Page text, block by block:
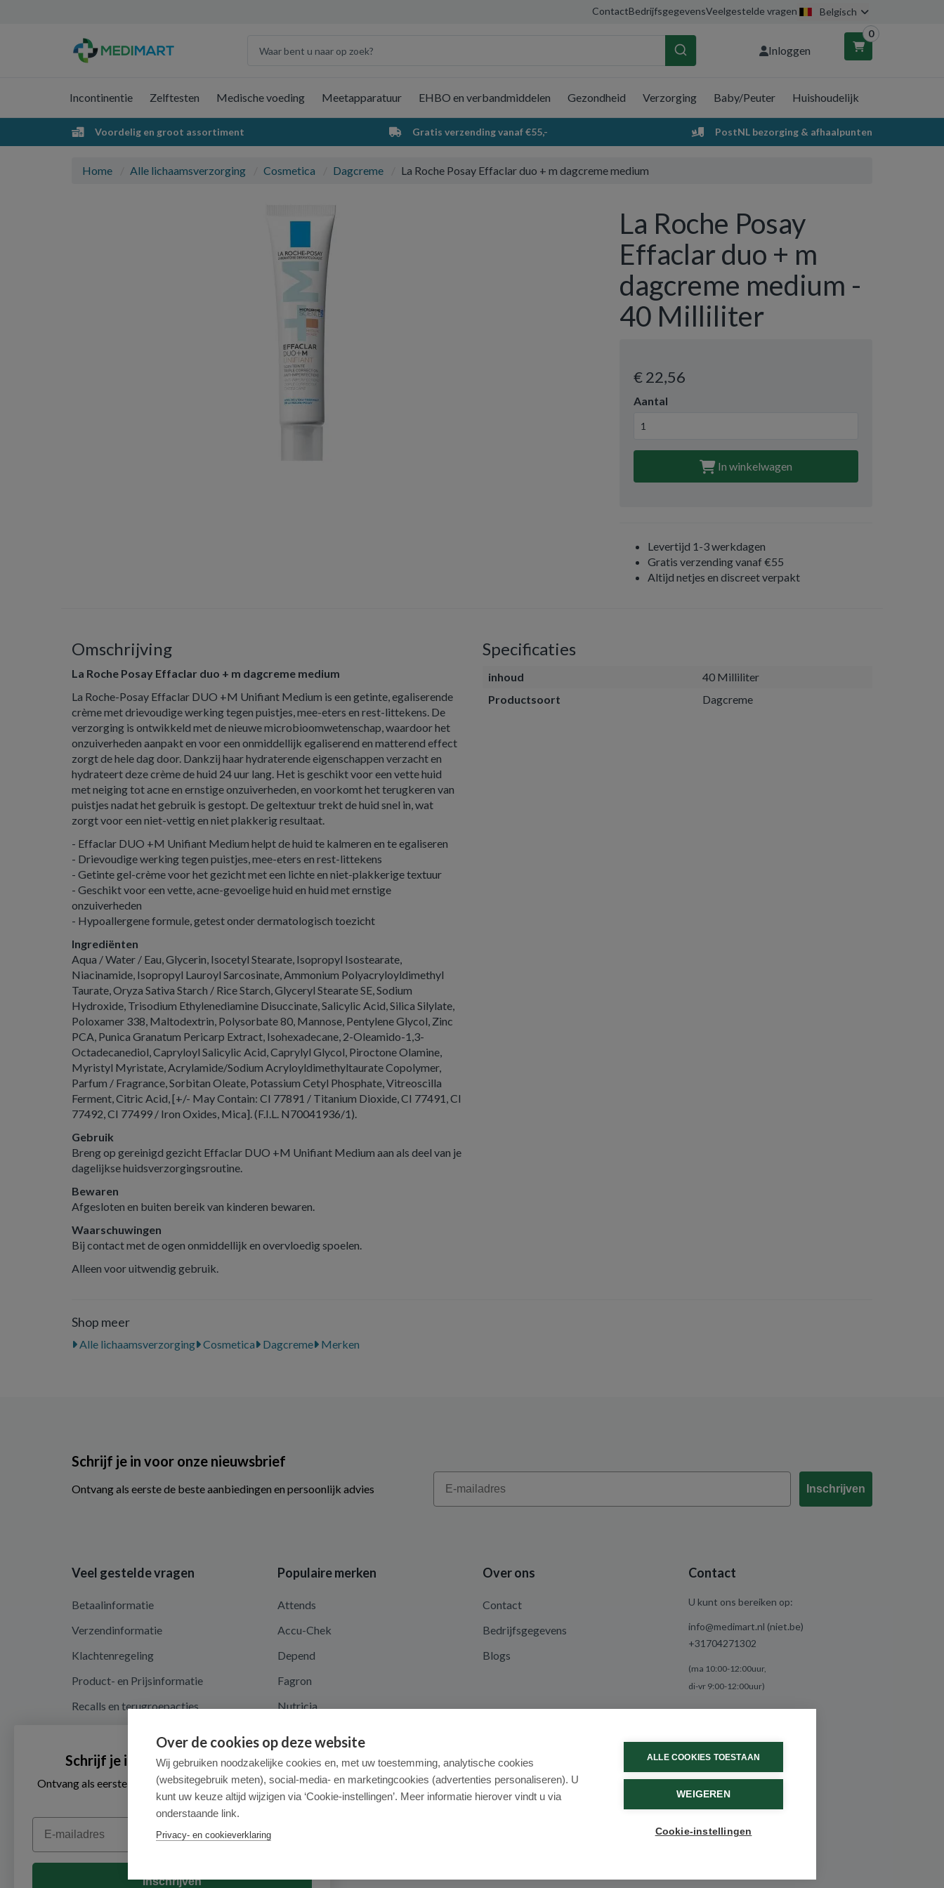
ContactBedrijfsgegevensVeelgestelde vragen Belgisch
Inloggen
0
Winkelwagen
Incontinentie Zelftesten Medische voeding Meetapparatuur EHBO en verbandmiddelen Gezondheid Verzorging Baby/Peuter Huishoudelijk
Voordelig en groot assortiment Gratis verzending vanaf €55,- PostNL bezorging & afhaalpunten
Home Alle lichaamsverzorging Cosmetica Dagcreme La Roche Posay Effaclar duo + m dagcreme medium
La Roche Posay
Effaclar duo + m
dagcreme medium -
40 Milliliter
€ 22,56
Aantal
In winkelwagen
Levertijd 1-3 werkdagen
Gratis verzending vanaf €55
Altijd netjes en discreet verpakt
Omschrijving
La Roche Posay Effaclar duo + m dagcreme medium
La Roche-Posay Effaclar DUO +M Unifiant Medium is een getinte, egaliserende
crème met drievoudige werking tegen puistjes, mee-eters en rest-littekens. De
verzorging is ontwikkeld met de nieuwe microbioomwetenschap, waardoor het
onzuiverheden aanpakt en voor een onmiddellijk egaliserend en matterend effect
zorgt de hele dag door. Dankzij haar hydraterende eigenschappen verzacht en
hydrateert deze crème de huid 24 uur lang. Het is geschikt voor een vette huid
met neiging tot acne en ernstige onzuiverheden, en voorkomt het terugkeren van
puistjes nadat het gebruik is gestopt. De geltextuur trekt de huid snel in, wat
zorgt voor een niet-vettig en niet plakkerig resultaat.
- Effaclar DUO +M Unifiant Medium helpt de huid te kalmeren en te egaliseren
- Drievoudige werking tegen puistjes, mee-eters en rest-littekens
- Getinte gel-crème voor het gezicht met een lichte en niet-plakkerige textuur
- Geschikt voor een vette, acne-gevoelige huid en huid met ernstige
onzuiverheden
- Hypoallergene formule, getest onder dermatologisch toezicht
Ingrediënten
Aqua / Water / Eau, Glycerin, Isocetyl Stearate, Isopropyl Isostearate,
Niacinamide, Isopropyl Lauroyl Sarcosinate, Ammonium Polyacryloyldimethyl
Taurate, Oryza Sativa Starch / Rice Starch, Glyceryl Stearate SE, Sodium
Hydroxide, Trisodium Ethylenediamine Disuccinate, Salicylic Acid, Silica Silylate,
Poloxamer 338, Maltodextrin, Polysorbate 80, Mannose, Pentylene Glycol, Zinc
PCA, Punica Granatum Pericarp Extract, Isohexadecane, 2-Oleamido-1,3-
Octadecanediol, Capryloyl Salicylic Acid, Caprylyl Glycol, Piroctone Olamine,
Myristyl Myristate, Acrylamide/Sodium Acryloyldimethyltaurate Copolymer,
Parfum / Fragrance, Sorbitan Oleate, Potassium Cetyl Phosphate, Vitreoscilla
Ferment, Citric Acid, [+/- May Contain: CI 77891 / Titanium Dioxide, CI 77491, CI
77492, CI 77499 / Iron Oxides, Mica]. (F.I.L. N70041936/1).
Gebruik
Breng op gereinigd gezicht Effaclar DUO +M Unifiant Medium aan als deel van je
dagelijkse huidsverzorgingsroutine.
Bewaren
Afgesloten en buiten bereik van kinderen bewaren.
Waarschuwingen
Bij contact met de ogen onmiddellijk en overvloedig spoelen.
Alleen voor uitwendig gebruik.
Specificaties
inhoud
40 Milliliter
Productsoort
Dagcreme
Shop meer
Alle lichaamsverzorging Cosmetica Dagcreme Merken
Schrijf je in voor onze nieuwsbrief
Ontvang als eerste de beste aanbiedingen en persoonlijk advies
Email
Inschrijven
Veel gestelde vragen
Betaalinformatie
Verzendinformatie
Klachtenregeling
Product- en Prijsinformatie
Recalls en terugroepacties
Privacy en cookieverklaring
Cookieverklaring
Populaire merken
Attends
Accu-Chek
Depend
Fagron
Nutricia
Over ons
Contact
Bedrijfsgegevens
Blogs
Contact
U kunt ons bereiken op:
info@medimart.nl (niet.be)
+31704271302
(ma 10:00-12:00uur,
di-vr 9:00-12:00uur)
Over de cookies op deze website
Wij gebruiken noodzakelijke cookies en, met uw toestemming, analytische cookies
(websitegebruik meten), social-media- en marketingcookies (advertenties personaliseren). U
kunt uw keuze altijd wijzigen via ‘Cookie-instellingen’. Meer informatie hierover vindt u via
onderstaande link.
Privacy- en cookieverklaring
ALLE COOKIES TOESTAAN
WEIGEREN
Cookie-instellingen
Schrijf je in voor onze nieuwsbrief
Ontvang als eerste de beste aanbiedingen en persoonlijk
advies
Email
Inschrijven